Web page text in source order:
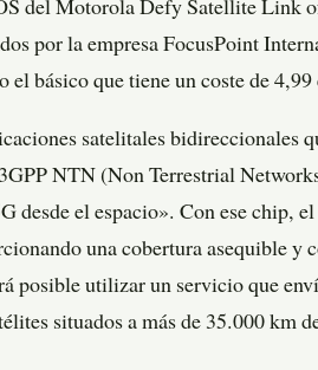
del Motorola Defy Satellite Link
por la empresa FocusPoint
el básico que tiene un coste de 4,99
satelitales
NTN (Non Terrestrial
desde el espacio». Con ese chip,
una cobertura asequible y
posible utilizar un servicio que
situados a más de 35.000 km